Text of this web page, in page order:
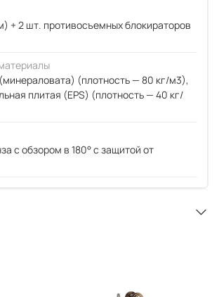
+ 2 шт. противосъемных блокираторов
(плотность — 80 кг/м3),
плитая (EPS) (плотность — 40 кг/
с обзором в 180° с защитой от